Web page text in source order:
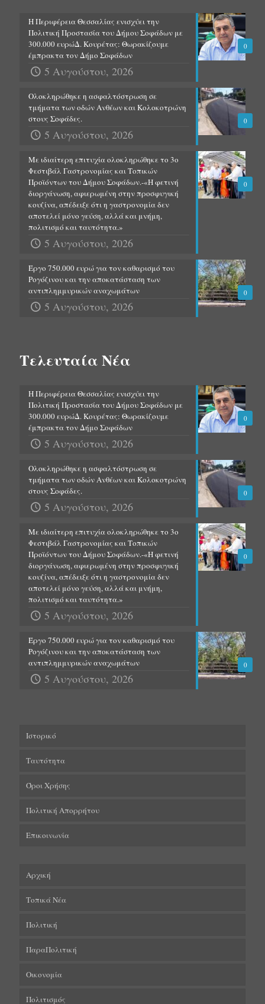
0
Η Περιφέρεια Θεσσαλίας ενισχύει την
Πολιτική Προστασία του Δήμου Σοφάδων με
300.000 ευρώΔ. Κουρέτας: Θωρακίζουμε
έμπρακτα τον Δήμο Σοφάδων
5 Αυγούστου, 2026
0
Ολοκληρώθηκε η ασφαλτόστρωση σε
τμήματα των οδών Ανθέων και Κολοκοτρώνη
στους Σοφάδες.
5 Αυγούστου, 2026
0
Με ιδιαίτερη επιτυχία ολοκληρώθηκε το 3ο
Φεστιβάλ Γαστρονομίας και Τοπικών
Προϊόντων του Δήμου Σοφάδων.-«Η φετινή
διοργάνωση, αφιερωμένη στην προσφυγική
κουζίνα, απέδειξε ότι η γαστρονομία δεν
αποτελεί μόνο γεύση, αλλά και μνήμη,
πολιτισμό και ταυτότητα.»
5 Αυγούστου, 2026
0
Έργο 750.000 ευρώ για τον καθαρισμό του
Ρογόζινου και την αποκατάσταση των
αντιπλημμυρικών αναχωμάτων
5 Αυγούστου, 2026
Τελευταία Νέα
0
Η Περιφέρεια Θεσσαλίας ενισχύει την
Πολιτική Προστασία του Δήμου Σοφάδων με
300.000 ευρώΔ. Κουρέτας: Θωρακίζουμε
έμπρακτα τον Δήμο Σοφάδων
5 Αυγούστου, 2026
0
Ολοκληρώθηκε η ασφαλτόστρωση σε
τμήματα των οδών Ανθέων και Κολοκοτρώνη
στους Σοφάδες.
5 Αυγούστου, 2026
0
Με ιδιαίτερη επιτυχία ολοκληρώθηκε το 3ο
Φεστιβάλ Γαστρονομίας και Τοπικών
Προϊόντων του Δήμου Σοφάδων.-«Η φετινή
διοργάνωση, αφιερωμένη στην προσφυγική
κουζίνα, απέδειξε ότι η γαστρονομία δεν
αποτελεί μόνο γεύση, αλλά και μνήμη,
πολιτισμό και ταυτότητα.»
5 Αυγούστου, 2026
0
Έργο 750.000 ευρώ για τον καθαρισμό του
Ρογόζινου και την αποκατάσταση των
αντιπλημμυρικών αναχωμάτων
5 Αυγούστου, 2026
Ιστορικό
Ταυτότητα
Όροι Χρήσης
Πολιτική Απορρήτου
Επικοινωνία
Αρχική
Τοπικά Νέα
Πολιτική
ΠαραΠολιτική
Οικονομία
Πολιτισμός